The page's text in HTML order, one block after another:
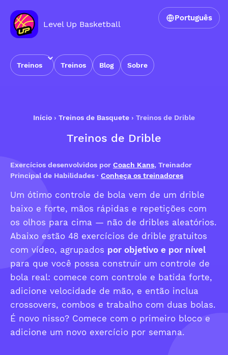
Level Up Basketball
Treinos Treinos Blog Sobre
Português
Início › Treinos de Basquete › Treinos de Drible
Treinos de Drible
Exercícios desenvolvidos por Coach Kans, Treinador
Principal de Habilidades · Conheça os treinadores
Um ótimo controle de bola vem de um drible
baixo e forte, mãos rápidas e repetições com
os olhos para cima — não de dribles aleatórios.
Abaixo estão 48 exercícios de drible gratuitos
com vídeo, agrupados por objetivo e por nível
para que você possa construir um controle de
bola real: comece com controle e batida forte,
adicione velocidade de mão, e então inclua
crossovers, combos e trabalho com duas bolas.
É novo nisso? Comece com o primeiro bloco e
adicione um novo exercício por semana.